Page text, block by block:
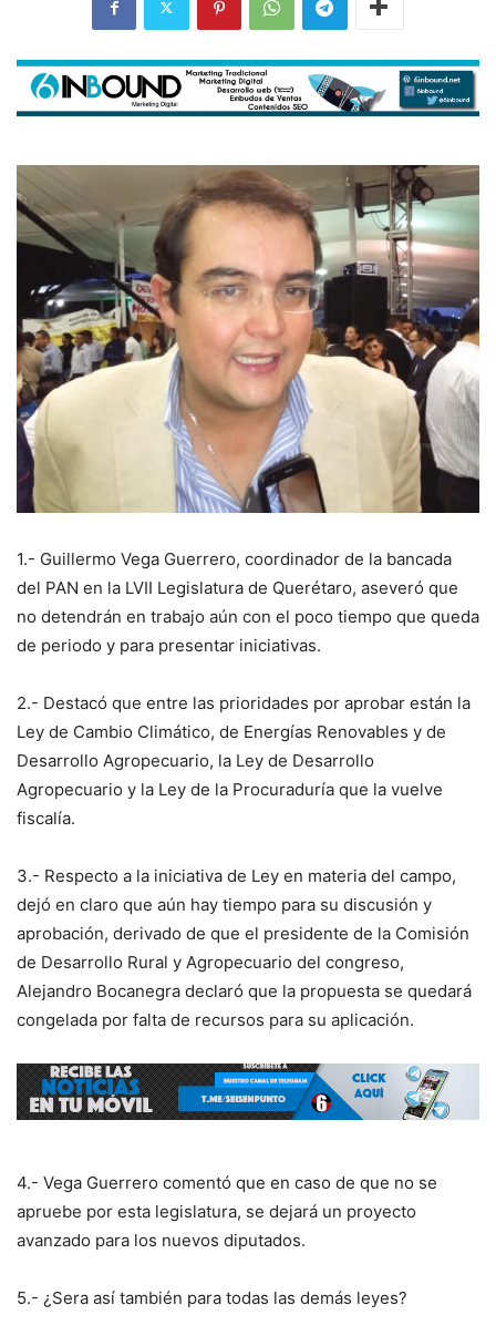
1.- Guillermo Vega Guerrero, coordinador de la bancada
del PAN en la LVII Legislatura de Querétaro, aseveró que
no detendrán en trabajo aún con el poco tiempo que queda
de periodo y para presentar iniciativas.
2.- Destacó que entre las prioridades por aprobar están la
Ley de Cambio Climático, de Energías Renovables y de
Desarrollo Agropecuario, la Ley de Desarrollo
Agropecuario y la Ley de la Procuraduría que la vuelve
fiscalía.
3.- Respecto a la iniciativa de Ley en materia del campo,
dejó en claro que aún hay tiempo para su discusión y
aprobación, derivado de que el presidente de la Comisión
de Desarrollo Rural y Agropecuario del congreso,
Alejandro Bocanegra declaró que la propuesta se quedará
congelada por falta de recursos para su aplicación.
4.- Vega Guerrero comentó que en caso de que no se
apruebe por esta legislatura, se dejará un proyecto
avanzado para los nuevos diputados.
5.- ¿Sera así también para todas las demás leyes?